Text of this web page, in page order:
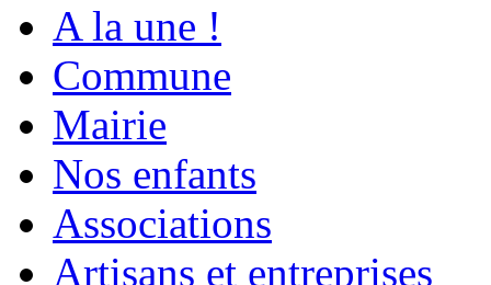
A la une !
Commune
Mairie
Nos enfants
Associations
Artisans et entreprises